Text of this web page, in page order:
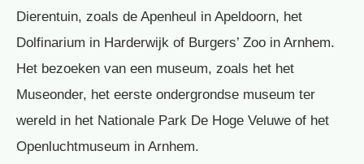
Dierentuin, zoals de Apenheul in Apeldoorn, het
Dolfinarium in Harderwijk of Burgers’ Zoo in Arnhem.
Het bezoeken van een museum, zoals het het
Museonder, het eerste ondergrondse museum ter
wereld in het Nationale Park De Hoge Veluwe of het
Openluchtmuseum in Arnhem.